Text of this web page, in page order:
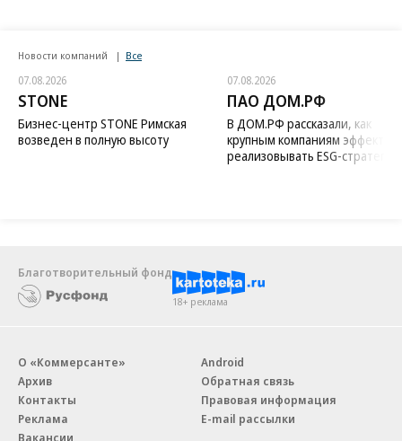
Новости компаний Все
07.08.2026
STONE
Бизнес-центр STONE Римская
возведен в полную высоту
07.08.2026
ПАО ДОМ.РФ
В ДОМ.РФ рассказали, как
крупным компаниям
реализовывать ESG-стратегию
Благотворительный фонд
18+ реклама
О «Коммерсанте»
Архив
Контакты
Реклама
Вакансии
Android
Обратная связь
Правовая информация
E-mail рассылки